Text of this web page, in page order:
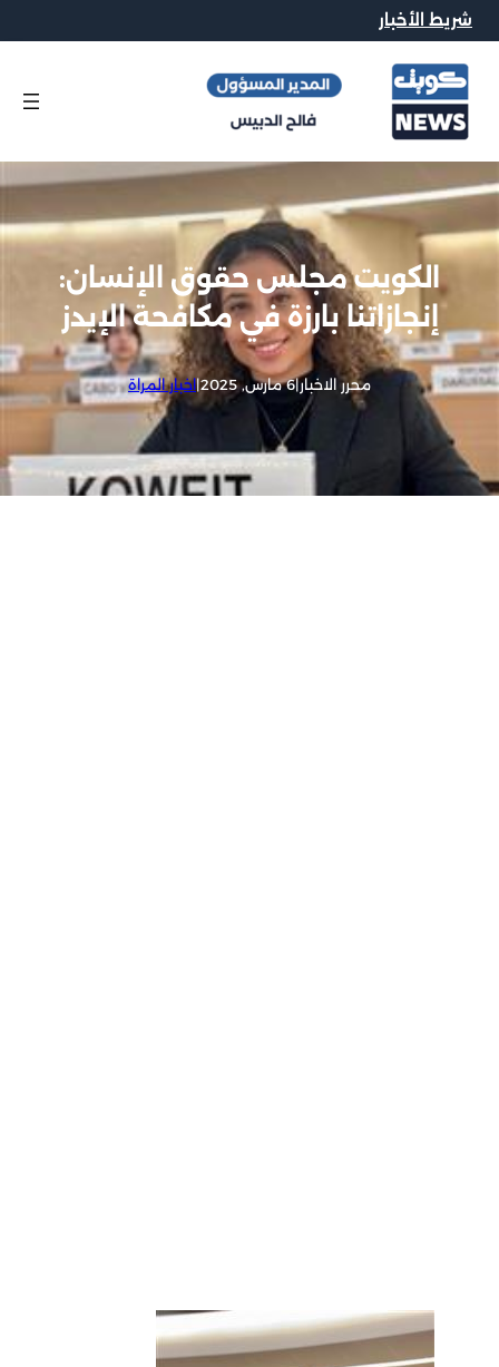
شريط الأخبار
الكويت مجلس حقوق الإنسان:
إنجازاتنا بارزة في مكافحة الإيدز
محرر الاخبار|6 مارس, 2025 |اخبار المراة